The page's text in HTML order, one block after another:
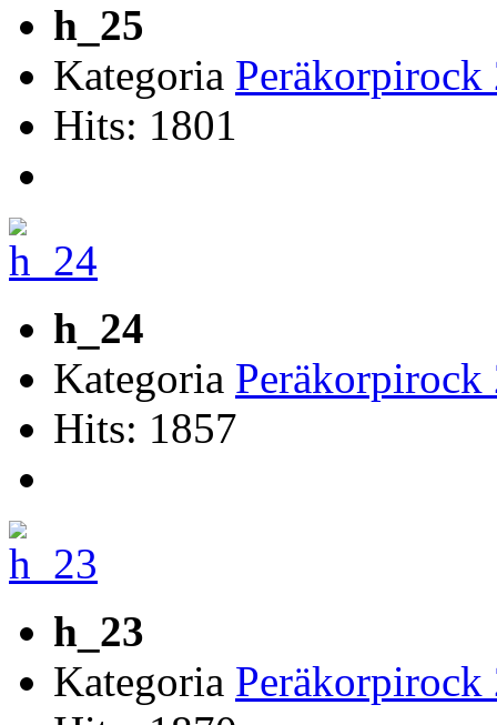
h_25
Kategoria
Hits: 1801
h_24
Kategoria
Hits: 1857
h_23
Kategoria